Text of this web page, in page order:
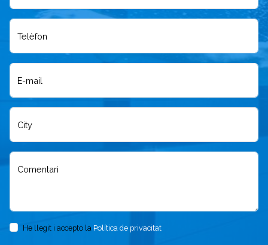
Telèfon
E-mail
City
Comentari
He llegit i accepto la Política de privacitat